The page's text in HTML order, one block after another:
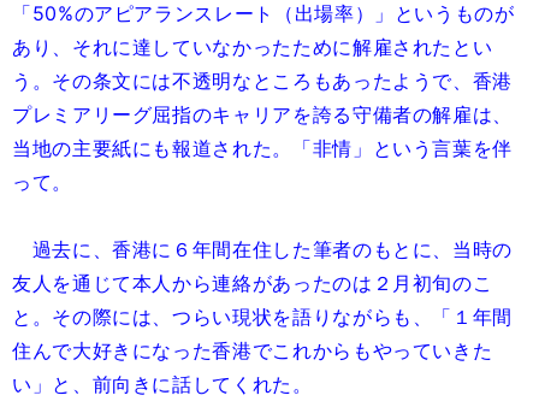
「50%のアピアランスレート（出場率）」というものが
あり、それに達していなかったために解雇されたとい
う。その条文には不透明なところもあったようで、香港
プレミアリーグ屈指のキャリアを誇る守備者の解雇は、
当地の主要紙にも報道された。「非情」という言葉を伴
って。
過去に、香港に６年間在住した筆者のもとに、当時の
友人を通じて本人から連絡があったのは２月初旬のこ
と。その際には、つらい現状を語りながらも、「１年間
住んで大好きになった香港でこれからもやっていきた
い」と、前向きに話してくれた。